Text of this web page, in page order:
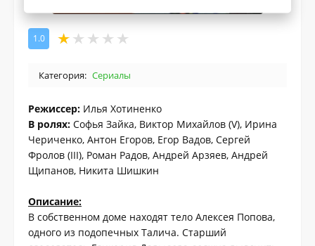
1.0
Категория: Сериалы
Режиссер: Илья Хотиненко
В ролях: Софья Зайка, Виктор Михайлов (V), Ирина
Чериченко, Антон Егоров, Егор Вадов, Сергей
Фролов (III), Роман Радов, Андрей Арзяев, Андрей
Щипанов, Никита Шишкин
Описание:
В собственном доме находят тело Алексея Попова,
одного из подопечных Талича. Старший